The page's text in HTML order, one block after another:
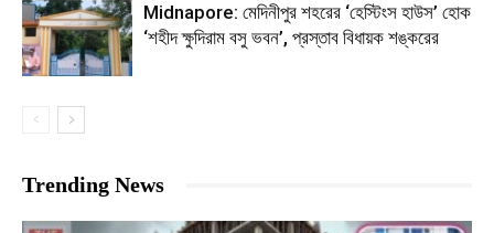
Midnapore: মেদিনীপুর শহরের ‘হেস্টিংস হাউস’ হোক
‘শহীদ ক্ষুদিরাম বসু ভবন’, প্রস্তাব বিধায়ক শঙ্করের
Trending News